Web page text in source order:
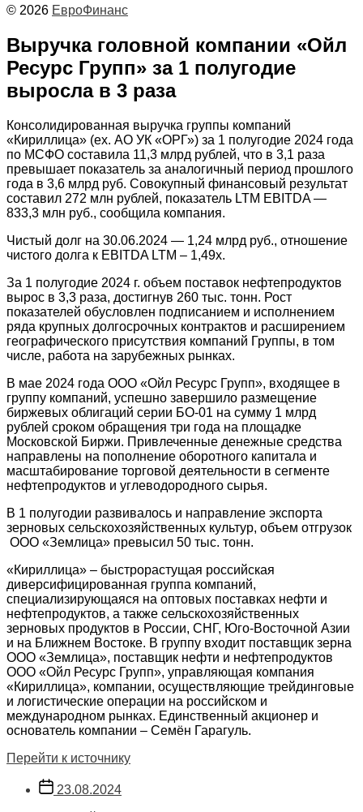
© 2026 ЕвроФинанс
Выручка головной компании «Ойл
Ресурс Групп» за 1 полугодие
выросла в 3 раза
Консолидированная выручка группы компаний
«Кириллица» (ex. АО УК «ОРГ») за 1 полугодие 2024 года
по МСФО составила 11,3 млрд рублей, что в 3,1 раза
превышает показатель за аналогичный период прошлого
года в 3,6 млрд руб. Совокупный финансовый результат
составил 272 млн рублей, показатель LTM EBITDA —
833,3 млн руб., сообщила компания.
Чистый долг на 30.06.2024 — 1,24 млрд руб., отношение
чистого долга к EBITDA LTM – 1,49х.
За 1 полугодие 2024 г. объем поставок нефтепродуктов
вырос в 3,3 раза, достигнув 260 тыс. тонн. Рост
показателей обусловлен подписанием и исполнением
ряда крупных долгосрочных контрактов и расширением
географического присутствия компаний Группы, в том
числе, работа на зарубежных рынках.
В мае 2024 года ООО «Ойл Ресурс Групп», входящее в
группу компаний, успешно завершило размещение
биржевых облигаций серии БО-01 на сумму 1 млрд
рублей сроком обращения три года на площадке
Московской Биржи. Привлеченные денежные средства
направлены на пополнение оборотного капитала и
масштабирование торговой деятельности в сегменте
нефтепродуктов и углеводородного сырья.
В 1 полугодии развивалось и направление экспорта
зерновых сельскохозяйственных культур, объем отгрузок
ООО «Землица» превысил 50 тыс. тонн.
«Кириллица» – быстрорастущая российская
диверсифицированная группа компаний,
специализирующаяся на оптовых поставках нефти и
нефтепродуктов, а также сельскохозяйственных
зерновых продуктов в России, СНГ, Юго-Восточной Азии
и на Ближнем Востоке. В группу входит поставщик зерна
ООО «Землица», поставщик нефти и нефтепродуктов
ООО «Ойл Ресурс Групп», управляющая компания
«Кириллица», компании, осуществляющие трейдинговые
и логистические операции на российском и
международном рынках. Единственный акционер и
основатель компании – Семён Гарагуль.
Перейти к источнику
Дата
записи
23.08.2024